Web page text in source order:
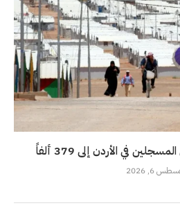
في الأردن إلى 379 ألفاً
6, 2026